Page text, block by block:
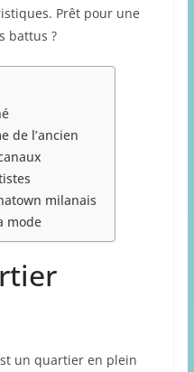
Prêt pour une
battus ?
de l’ancien
milanais
mode
un quartier en plein